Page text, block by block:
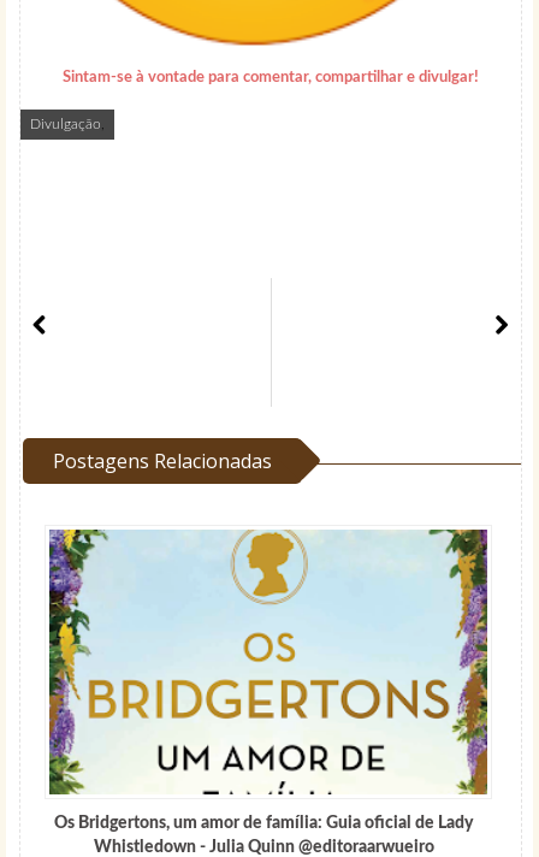
Divulgação
Sintam-se à vontade para comentar, compartilhar e divulgar!
Postagens Relacionadas
Os Bridgertons, um amor de família: Guia oficial de Lady
Whistledown - Julia Quinn @editoraarwueiro